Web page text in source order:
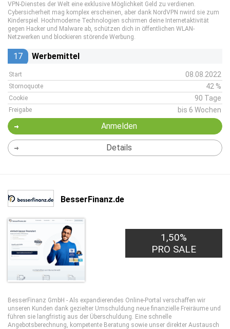
VPN-Dienstes der Welt eine exklusive Möglichkeit Geld zu verdienen.
Cybersicherheit mag komplex erscheinen, aber dank NordVPN nwird sie zum
Kinderspiel. Hochmoderne Technologien schirmen deine Internetaktivität
gegen Hacker und Malware ab, schützen dich in öffentlichen WLAN-
Netzwerken und blockieren störende Werbung.
17 Werbemittel
Start 08.08.2022
Stornoquote 42 %
Cookie 90 Tage
Freigabe bis 6 Wochen
Anmelden
Details
BesserFinanz.de
1,00€
PRO LEAD
1,50%
PRO SALE
BesserFinanz GmbH - Als expandierendes Online-Portal verschaffen wir
unseren Kunden dank gezielter Umschuldung neue finanzielle Freiräume und
führen sie langfristig aus der Überschuldung. Eine schnelle
Angebotsberechnung, kompetente Beratung sowie unser direkter Austausch